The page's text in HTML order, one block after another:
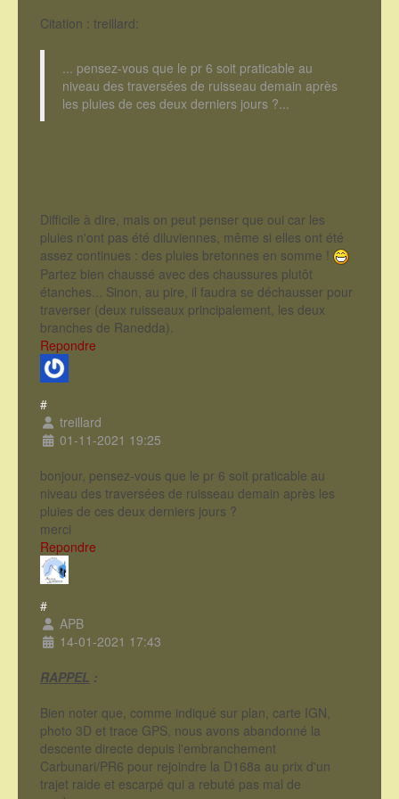
Citation : treillard:
... pensez-vous que le pr 6 soit praticable au
niveau des traversées de ruisseau demain après
les pluies de ces deux derniers jours ?...
Difficile à dire, mais on peut penser que oui car les
pluies n'ont pas été diluviennes, même si elles ont été
assez continues : des pluies bretonnes en somme !
Partez bien chaussé avec des chaussures plutôt
étanches... Sinon, au pire, il faudra se déchausser pour
traverser (deux ruisseaux principalement, les deux
branches de Ranedda).
Repondre
#
treillard
01-11-2021 19:25
bonjour, pensez-vous que le pr 6 soit praticable au
niveau des traversées de ruisseau demain après les
pluies de ces deux derniers jours ?
merci
Repondre
#
APB
14-01-2021 17:43
RAPPEL :
Bien noter que, comme indiqué sur plan, carte IGN,
photo 3D et trace GPS, nous avons abandonné la
descente directe depuis l'embranchement
Carbunari/PR6 pour rejoindre la D168a au prix d'un
trajet raide et escarpé qui a rebuté pas mal de